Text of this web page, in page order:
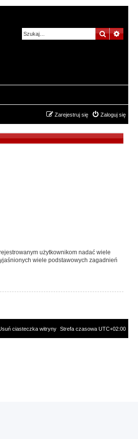
Szukaj
Zaloguj się
Zarejestruj się
użytkownikom nadać wiele
wiele podstawowych zagadnień
Strefa czasowa UTC+02:00
ciasteczka witryny